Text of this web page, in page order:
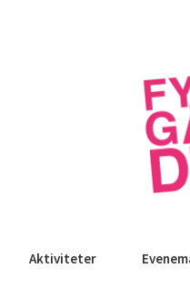
Aktiviteter